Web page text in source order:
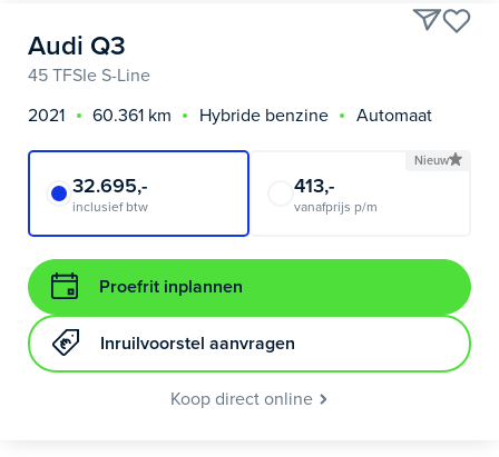
Audi Q3
45 TFSIe S-Line
2021
60.361 km Hybride benzine Automaat
32.695,-
inclusief btw
Nieuw
413,-
vanafprijs p/m
Proefrit inplannen
Inruilvoorstel aanvragen
Koop direct online